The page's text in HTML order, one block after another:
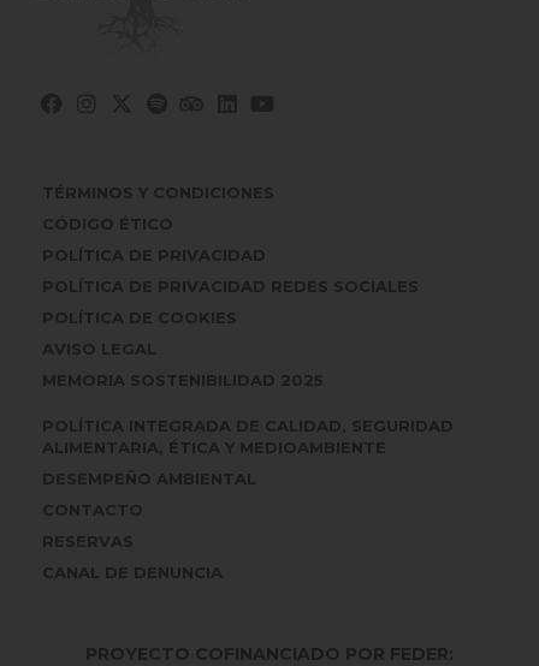
TÉRMINOS Y CONDICIONES
CÓDIGO ÉTICO
POLÍTICA DE PRIVACIDAD
POLÍTICA DE PRIVACIDAD REDES SOCIALES
POLÍTICA DE COOKIES
AVISO LEGAL
MEMORIA SOSTENIBILIDAD 2025
POLÍTICA INTEGRADA DE CALIDAD, SEGURIDAD
ALIMENTARIA, ÉTICA Y MEDIOAMBIENTE
DESEMPEÑO AMBIENTAL
CONTACTO
RESERVAS
CANAL DE DENUNCIA
PROYECTO COFINANCIADO POR FEDER: